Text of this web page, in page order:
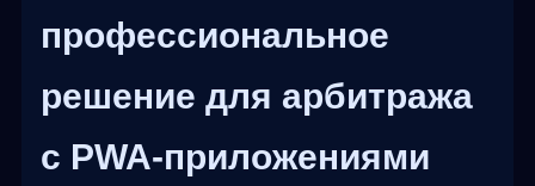
профессиональное
решение для арбитража
с PWA-приложениями